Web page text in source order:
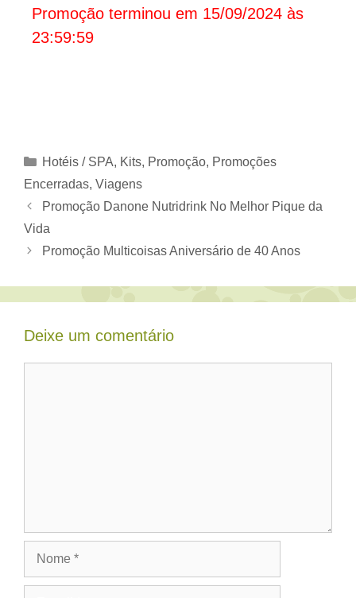
Promoção terminou em 15/09/2024 às
23:59:59
Categorias
Hotéis / SPA, Kits, Promoção, Promoções
Encerradas, Viagens
Promoção Danone Nutridrink No Melhor Pique da
Vida
Promoção Multicoisas Aniversário de 40 Anos
Deixe um comentário